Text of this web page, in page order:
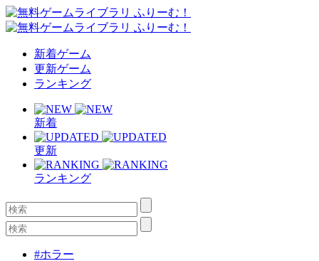
新着ゲーム
更新ゲーム
ランキング
新着
更新
ランキング
#ホラー